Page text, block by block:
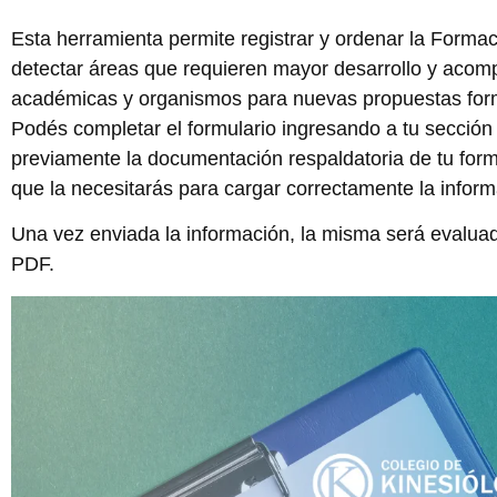
Esta herramienta permite registrar y ordenar la
detectar áreas que requieren mayor desarrollo y
académicas y organismos para nuevas propuestas
Podés completar el formulario ingresando a tu
previamente la documentación respaldatoria de tu
que la necesitarás para cargar correctamente la
Una vez enviada la información, la misma será
PDF.